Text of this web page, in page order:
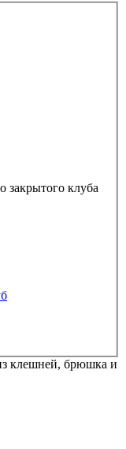
закрытого клуба
клешней, брюшка и